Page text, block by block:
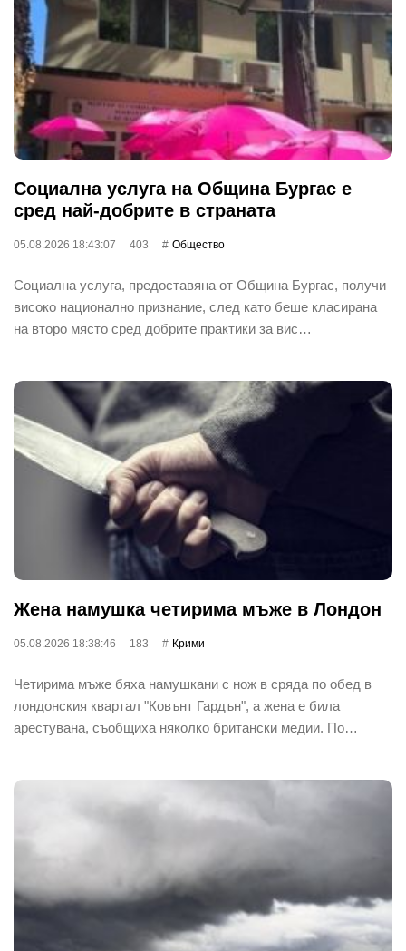
Социална услуга на Община Бургас е
сред най-добрите в страната
05.08.2026 18:43:07 403 Общество
Социална услуга, предоставяна от Община Бургас, получи
високо национално признание, след като беше класирана
на второ място сред добрите практики за вис…
Жена намушка четирима мъже в Лондон
05.08.2026 18:38:46 183 Крими
Четирима мъже бяха намушкани с нож в сряда по обед в
лондонския квартал "Ковънт Гардън", а жена е била
арестувана, съобщиха няколко британски медии. По…